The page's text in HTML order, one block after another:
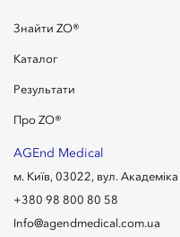
Знайти ZO®
Каталог
Результати
Про ZO®
AGEnd Medical
м. Київ, 03022, вул.
+380 98 800 80 58
Info@agendmedical.com.ua